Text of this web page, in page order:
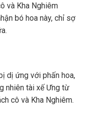
và Kha Nghiêm
bó hoa này, chỉ sợ
dị ứng với phấn hoa,
nhiên tài xế Ưng từ
cô và Kha Nghiêm.